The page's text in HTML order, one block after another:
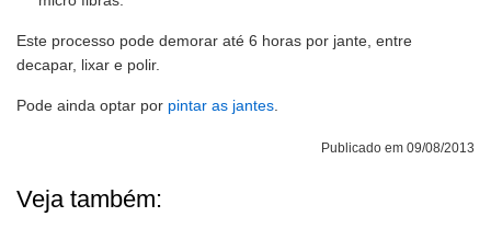
Este processo pode demorar até 6 horas por jante, entre
decapar, lixar e polir.
Pode ainda optar por pintar as jantes
Publicado em 09/08/2013
Veja também: